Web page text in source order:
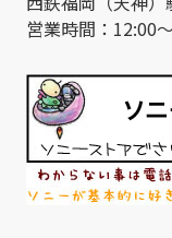
営業時間：12:00